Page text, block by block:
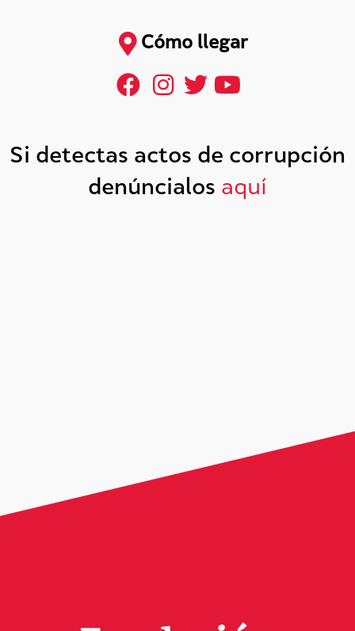
Cómo llegar
Si detectas actos de corrupción
denúncialos aquí